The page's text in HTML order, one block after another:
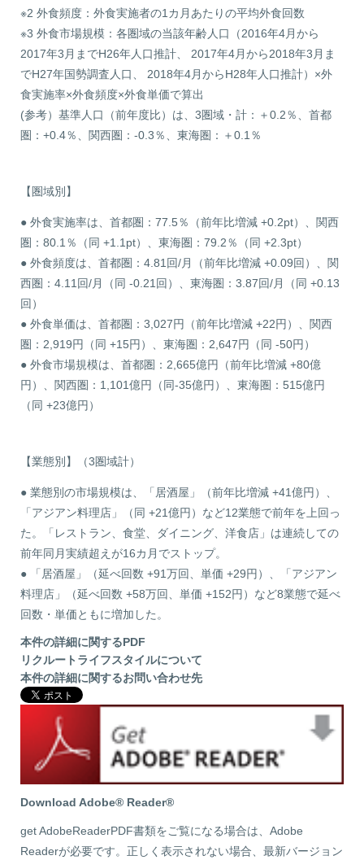
※2 外食頻度：外食実施者の1カ月あたりの平均外食回数
※3 外食市場規模：各圏域の当該年齢人口（2016年4月から
2017年3月までH26年人口推計、 2017年4月から2018年3月ま
でH27年国勢調査人口、 2018年4月からH28年人口推計）×外
食実施率×外食頻度×外食単価で算出
(参考）基準人口（前年度比）は、3圏域・計：＋0.2％、首都
圏：+0.4％、関西圏：-0.3％、東海圏：＋0.1％
【圏域別】
● 外食実施率は、首都圏：77.5％（前年比増減 +0.2pt）、関西
圏：80.1％（同 +1.1pt）、東海圏：79.2％（同 +2.3pt）
● 外食頻度は、首都圏：4.81回/月（前年比増減 +0.09回）、関
西圏：4.11回/月（同 -0.21回）、東海圏：3.87回/月（同 +0.13
回）
● 外食単価は、首都圏：3,027円（前年比増減 +22円）、関西
圏：2,919円（同 +15円）、東海圏：2,647円（同 -50円）
● 外食市場規模は、首都圏：2,665億円（前年比増減 +80億
円）、関西圏：1,101億円（同-35億円）、東海圏：515億円
（同 +23億円）
【業態別】（3圏域計）
● 業態別の市場規模は、「居酒屋」（前年比増減 +41億円）、
「アジアン料理店」（同 +21億円）など12業態で前年を上回っ
た。「レストラン、食堂、ダイニング、洋食店」は連続しての
前年同月実績超えが16カ月でストップ。
● 「居酒屋」（延べ回数 +91万回、単価 +29円）、「アジアン
料理店」（延べ回数 +58万回、単価 +152円）など8業態で延べ
回数・単価ともに増加した。
本件の詳細に関するPDF
リクルートライフスタイルについて
本件の詳細に関するお問い合わせ先
Download Adobe® Reader®
get AdobeReaderPDF書類をご覧になる場合は、Adobe
Readerが必要です。正しく表示されない場合、最新バージョン